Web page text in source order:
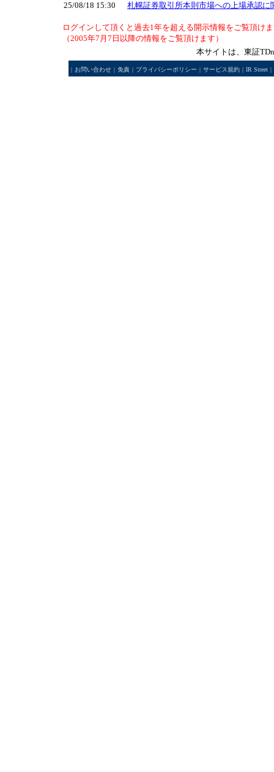
25/08/18 15:30 札幌証券取引所本則市場への上場承認に
ログインして頂くと過去1年を超える開示情報をご覧頂け
（2005年7月7日以降の情報をご覧頂けます）
本サイトは、東証
| お問い合わせ | 免責 | プライバシーポリシー | サービス規約 | IR Street |